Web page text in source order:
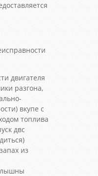
двигателя
разгона,
вкупе с
топлива
двс
из